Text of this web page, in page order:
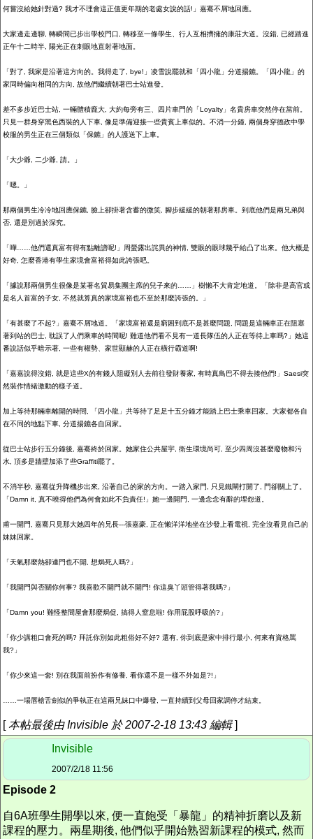
何嘗沒給她針對過? 我才不理會這正值更年期的老處女說的話! 」嘉騫不屑地回應。
大家邊走邊聊 轉瞬間已步出學校門口 轉移至一條學生、行人互相擠擁的康莊大道。沒錯
已經踏進
正午十二時半 陽光正在刺眼地直射著地面。
「對了 我家是沿著這方向的。我得走了 , bye! 」凌雪說罷就和「四小龍」分道揚鑣。「四小龍」的
家同時偏向相同的方向
故他們繼續朝著巴士站進發。
差不多步近巴士站 一輛體積龐大 大約每旁有三、四片車門的「Loyalty 」名貴房車突然停在當前。
只見一群身穿黑色西裝的人下車 像是準備迎接一些貴賓上車似的。不消一分鐘 兩個身穿德政中學
校服的男生正在三個類似「保鑣」的人護送下上車。
「大少爺 二少爺 請。」
「嗯。」
那兩個男生冷冷地回應保鑣 臉上卻掛著含蓄的微笑
腳步緩緩的朝著那房車。到底他們是兩兄弟與
否 還是別過於深究。
「嘩……他們還真富有得有點離譜呢! 」周螢露出詫異的神情 雙眼的眼球幾乎給凸了出來。他大概是
好奇 怎麼香港有學生家境會富裕得如此誇張吧。
「據說那兩個男生很像是某著名貿易集團主席的兒子來的……」樹懶不大肯定地道。「除非是高官或
是名人首富的子女 不然就算真的家境富裕也不至於那麼誇張的。」
「有甚麼了不起? 」嘉騫不屑地道。「家境富裕還是窮困到底不是甚麼問題
問題是這輛車正在阻塞
著到站的巴士 耽誤了人們乘車的時間呢! 難道他們看不見有一道長隊伍的人正在等待上車嗎? 」她這
番說話似乎暗示著 一些有權勢、家世顯赫的人正在橫行霸道啊!
「嘉嘉說得沒錯 就是這些X的有錢人阻礙別人去前往發財養家 有時真鳥巴不得去揍他們! 」 Saesi突
然裝作情緒激動的樣子道。
加上等待那輛車離開的時間
「四小龍」共等待了足足十五分鐘才能踏上巴士乘車回家。大家都各自
在不同的地點下車 分道揚鑣各自回家。
從巴士站步行五分鐘後 嘉騫終於回家。她家住公共屋宇 衛生環境尚可 至少四周沒甚麼廢物和污
水
頂多是牆壁加添了些Graffiti罷了。
不消半秒 嘉騫從升降機步出來 沿著自己的家的方向。一踏入家門 只見鐵閘打開了
門卻關上了。
「Damn it, 真不曉得他們為何會如此不負責任! 」她一邊開門 一邊念念有辭的埋怨道。
甫一開門 嘉騫只見那大她四年的兄長---張嘉豪 正在懶洋洋地坐在沙發上看電視
完全沒看見自己的
妹妹回家。
「天氣那麼熱卻連門也不開 想焗死人嗎? 」
「我開門與否關你何事? 我喜歡不開門就不開門! 你這臭丫頭管得著我嗎? 」
「Damn you! 難怪整間屋會那麼焗促 搞得人窒息啦! 你用屁股呼吸的? 」
「你少講粗口會死的嗎? 拜託你別如此粗俗好不好? 還有 你到底是家中排行最小 何來有資格罵
我? 」
「你少來這一套! 別在我面前扮作有修養 看你還不是一樣不外如是?! 」
……一場唇槍舌劍似的爭執正在這兩兄妹口中爆發 一直持續到父母回家調停才結束。
[本帖最後由 Invisible 於 2007-2-18 13:43 編輯]
Invisible
2007/2/18 11:56
Episode 2
自6A班學生開學以來, 便一直飽受「暴龍」的精神折磨以及新
課程的壓力。兩星期後, 他們似乎開始熟習新課程的模式, 然而